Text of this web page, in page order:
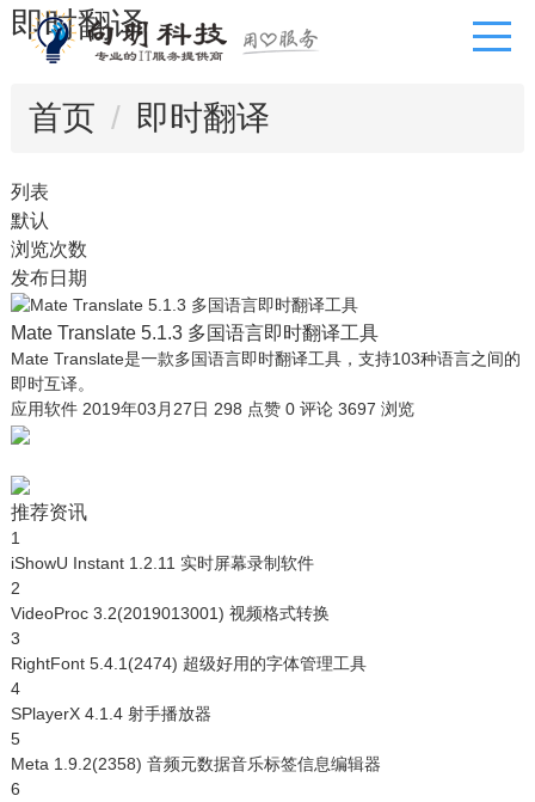
即时翻译
首页 即时翻译
列表
默认
浏览次数
发布日期
Mate Translate 5.1.3 多国语言即时翻译工具
Mate Translate是一款多国语言即时翻译工具，支持103种语言之间的
即时互译。
应用软件 2019年03月27日 298 点赞 0评论 3697 浏览
推荐资讯
1
iShowU Instant 1.2.11 实时屏幕录制软件
2
VideoProc 3.2(2019013001) 视频格式转换
3
RightFont 5.4.1(2474) 超级好用的字体管理工具
4
SPlayerX 4.1.4 射手播放器
5
Meta 1.9.2(2358) 音频元数据音乐标签信息编辑器
6